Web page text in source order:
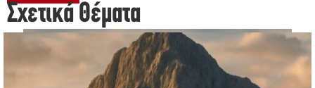
Σχετικά Θέματα